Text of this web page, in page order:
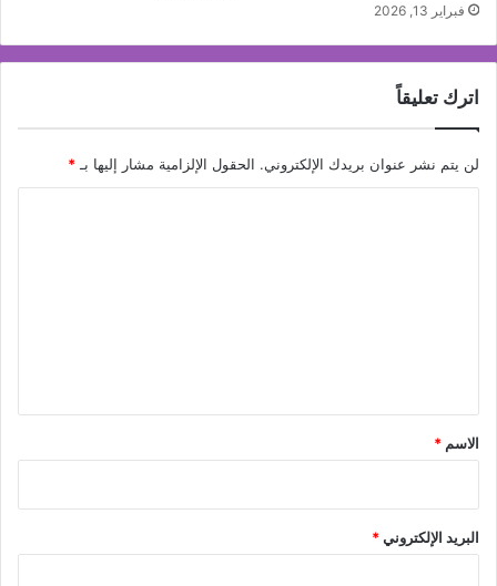
فبراير 13, 2026
اترك تعليقاً
لن يتم نشر عنوان بريدك الإلكتروني. الحقول الإلزامية مشار إليها بـ*
*
الاسم *
البريد الإلكتروني*